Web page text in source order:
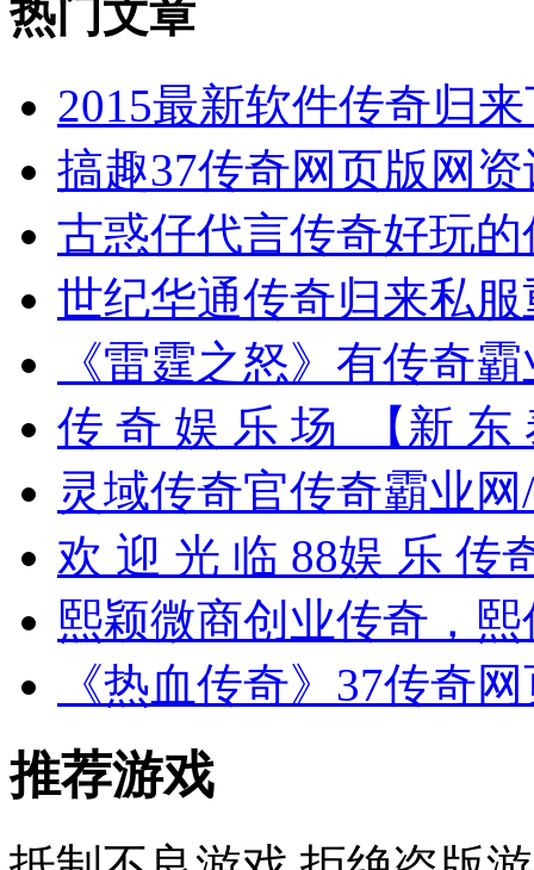
热门文章
2015最新软件传奇归
搞趣37传奇网页版网
古惑仔代言传奇好玩
世纪华通传奇归来私
《雷霆之怒》有传奇
传 奇 娱 乐 场_【新 东
灵域传奇官传奇霸业
欢 迎 光 临 88娱 乐 传
熙颖微商创业传奇，
《热血传奇》37传奇
推荐游戏